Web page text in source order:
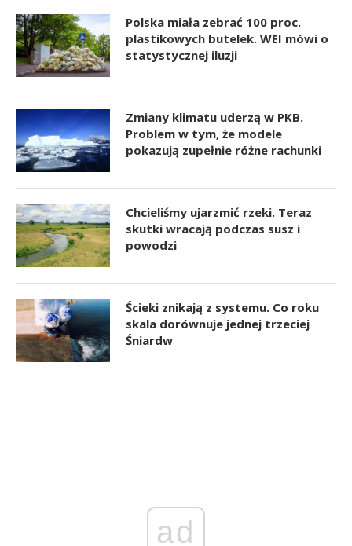
Polska miała zebrać 100 proc.
plastikowych butelek. WEI mówi o
statystycznej iluzji
Zmiany klimatu uderzą w PKB.
Problem w tym, że modele
pokazują zupełnie różne rachunki
Chcieliśmy ujarzmić rzeki. Teraz
skutki wracają podczas susz i
powodzi
Ścieki znikają z systemu. Co roku
skala dorównuje jednej trzeciej
Śniardw
ad